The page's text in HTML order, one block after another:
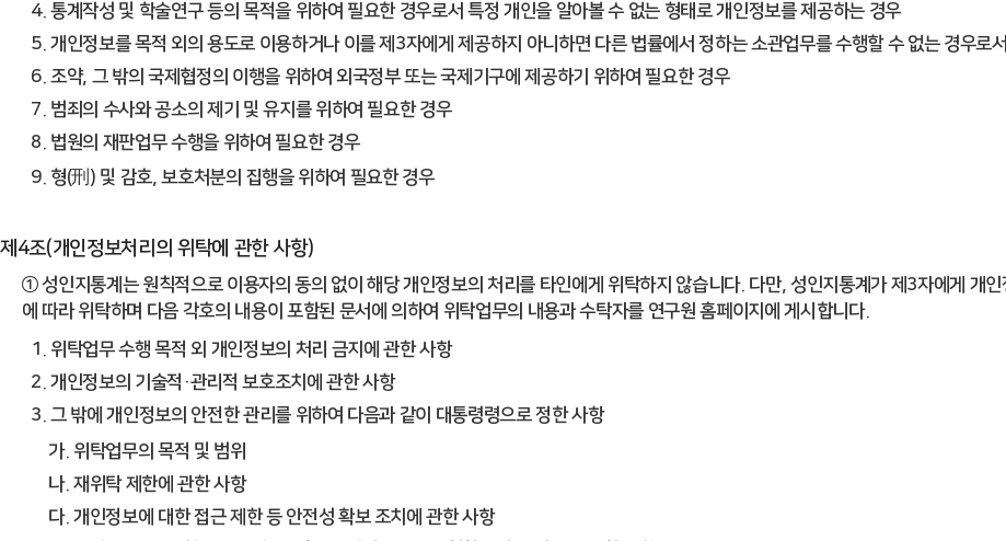
4. 통계작성 및 학술연구 등의 목적을 위하여 필요한 경우로서 특정 개인을 알아볼 수 없는 형태로 개인정보를 제공하는 경우
5. 개인정보를 목적 외의 용도로 이용하거나 이를 제3자에게 제공하지 아니하면 다른 법률에서 정하는 소관업무를 수행할 수 없는 경우로
6. 조약, 그 밖의 국제협정의 이행을 위하여 외국정부 또는 국제기구에 제공하기 위하여 필요한 경우
7. 범죄의 수사와 공소의 제기 및 유지를 위하여 필요한 경우
8. 법원의 재판업무 수행을 위하여 필요한 경우
9. 형(刑) 및 감호, 보호처분의 집행을 위하여 필요한 경우
제4조(개인정보처리의 위탁에 관한 사항)
① 성인지통계는 원칙적으로 이용자의 동의 없이 해당 개인정보의 처리를 타인에게 위탁하지 않습니다. 다만, 성인지통계가 제3자에게 개
에 따라 위탁하며 다음 각호의 내용이 포함된 문서에 의하여 위탁업무의 내용과 수탁자를 연구원 홈페이지에 게시합니다.
1. 위탁업무 수행 목적 외 개인정보의 처리 금지에 관한 사항
2. 개인정보의 기술적·관리적 보호조치에 관한 사항
3. 그 밖에 개인정보의 안전한 관리를 위하여 다음과 같이 대통령령으로 정한 사항
가. 위탁업무의 목적 및 범위
나. 재위탁 제한에 관한 사항
다. 개인정보에 대한 접근 제한 등 안전성 확보 조치에 관한 사항